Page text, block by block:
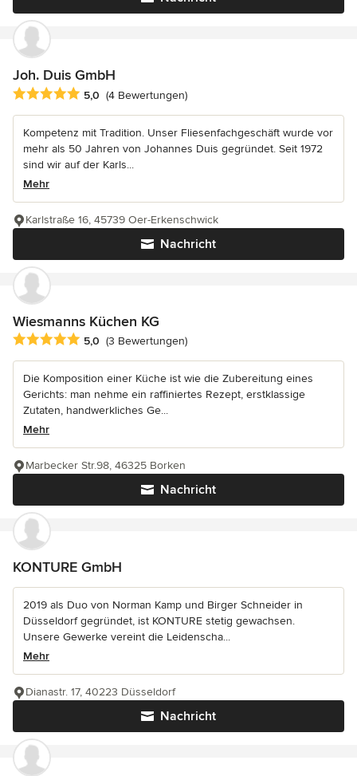
Joh. Duis GmbH
Durchschnittliche Bewertung: 5 von 5 Sternen
5,0 (4 Bewertungen)
Kompetenz mit Tradition. Unser Fliesenfachgeschäft wurde vor
mehr als 50 Jahren von Johannes Duis gegründet. Seit 1972
sind wir auf der Karls...
Mehr
Nachricht
Karlstraße 16, 45739 Oer-Erkenschwick
Wiesmanns Küchen KG
Durchschnittliche Bewertung: 5 von 5 Sternen
5,0 (3 Bewertungen)
Die Komposition einer Küche ist wie die Zubereitung eines
Gerichts: man nehme ein raffiniertes Rezept, erstklassige
Zutaten, handwerkliches Ge...
Mehr
Nachricht
Marbecker Str.98, 46325 Borken
KONTURE GmbH
2019 als Duo von Norman Kamp und Birger Schneider in
Düsseldorf gegründet, ist KONTURE stetig gewachsen.
Unsere Gewerke vereint die Leidenscha...
Mehr
Nachricht
Dianastr. 17, 40223 Düsseldorf